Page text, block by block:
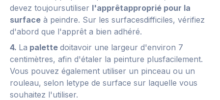
devez toujoursutiliser l'apprêtapproprié pour la
surface à peindre. Sur les surfacesdifficiles, vérifiez
d'abord que l'apprêt a bien adhéré.
4. La palette doitavoir une largeur d'environ 7
centimètres, afin d'étaler la peinture plusfacilement.
Vous pouvez également utiliser un pinceau ou un
rouleau, selon letype de surface sur laquelle vous
souhaitez l'utiliser.